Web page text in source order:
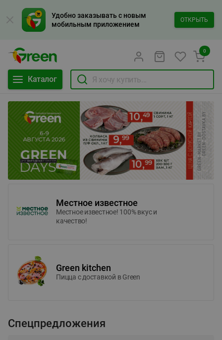
Удобно заказывать с новым
мобильным приложением
ОТКРЫТЬ
Каталог
0
Местное известное
Местное известное! 100% вкус и
качество!
Green kitchen
Пицца c доставкой в Green
Спецпредложения